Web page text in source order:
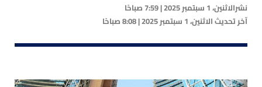
نشرالاثنين، 1 سبتمبر 2025 | 7:59 صباحًا
آخر تحديثالاثنين، 1 سبتمبر 2025 | 8:08 صباحًا